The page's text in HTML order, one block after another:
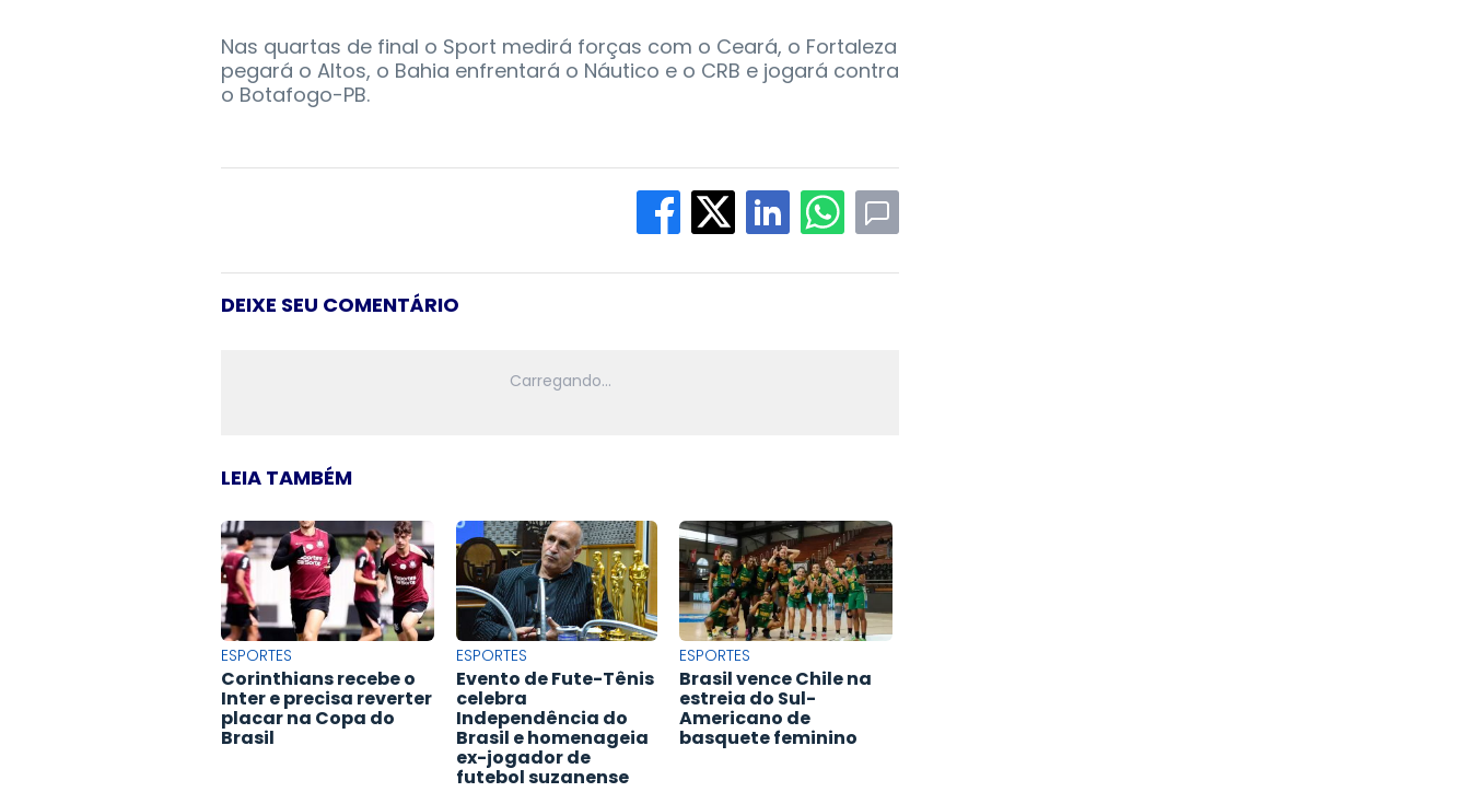
Nas quartas de final o Sport medirá forças com o Ceará, o Fortaleza
pegará o Altos, o Bahia enfrentará o Náutico e o CRB e jogará contra
o Botafogo-PB.
DEIXE SEU COMENTÁRIO
LEIA TAMBÉM
ESPORTES
Corinthians recebe o
Inter e precisa reverter
placar na Copa do
Brasil
ESPORTES
Evento de Fute-Tênis
celebra
Independência do
Brasil e homenageia
ex-jogador de
futebol suzanense
ESPORTES
Brasil vence Chile na
estreia do Sul-
Americano de
basquete feminino